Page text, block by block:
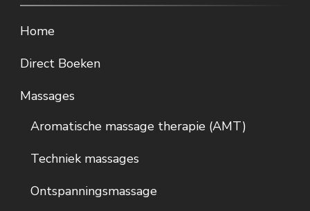
Home
Direct Boeken
Massages
Aromatische massage therapie (AMT)
Techniek massages
Ontspanningsmassage